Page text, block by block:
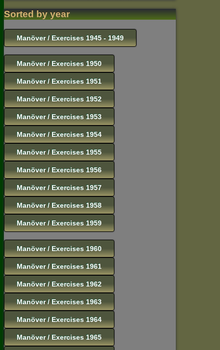
Sorted by year
Manöver / Exercises 1945 - 1949
Manöver / Exercises 1950
Manöver / Exercises 1951
Manöver / Exercises 1952
Manöver / Exercises 1953
Manöver / Exercises 1954
Manöver / Exercises 1955
Manöver / Exercises 1956
Manöver / Exercises 1957
Manöver / Exercises 1958
Manöver / Exercises 1959
Manöver / Exercises 1960
Manöver / Exercises 1961
Manöver / Exercises 1962
Manöver / Exercises 1963
Manöver / Exercises 1964
Manöver / Exercises 1965